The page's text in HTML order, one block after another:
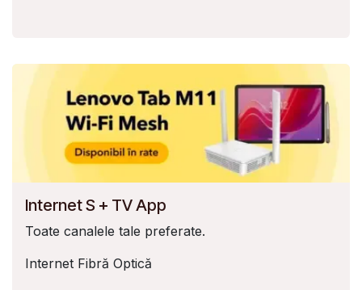
Internet S + TV App
Toate canalele tale preferate.
Internet Fibră Optică